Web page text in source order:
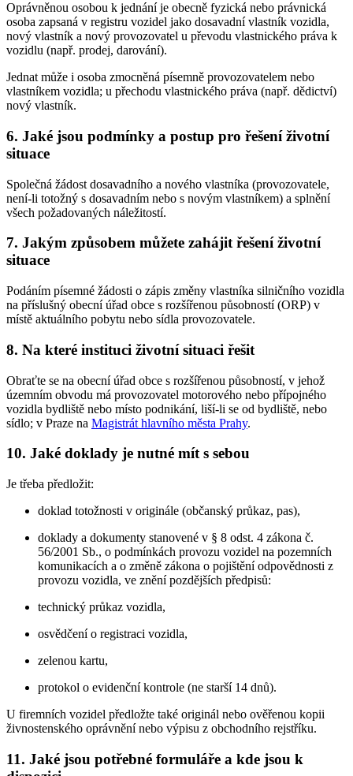
Oprávněnou osobou k jednání je obecně fyzická nebo právnická
osoba zapsaná v registru vozidel jako dosavadní vlastník vozidla,
nový vlastník a nový provozovatel u převodu vlastnického práva k
vozidlu (např. prodej, darování).
Jednat může i osoba zmocněná písemně provozovatelem nebo
vlastníkem vozidla; u přechodu vlastnického práva (např. dědictví)
nový vlastník.
6. Jaké jsou podmínky a postup pro řešení životní
situace
Společná žádost dosavadního a nového vlastníka (provozovatele,
není-li totožný s dosavadním nebo s novým vlastníkem) a splnění
všech požadovaných náležitostí.
7. Jakým způsobem můžete zahájit řešení životní
situace
Podáním písemné žádosti o zápis změny vlastníka silničního vozidla
na příslušný obecní úřad obce s rozšířenou působností (ORP) v
místě aktuálního pobytu nebo sídla provozovatele.
8. Na které instituci životní situaci řešit
Obraťte se na obecní úřad obce s rozšířenou působností, v jehož
územním obvodu má provozovatel motorového nebo přípojného
vozidla bydliště nebo místo podnikání, liší-li se od bydliště, nebo
sídlo; v Praze na Magistrát hlavního města Prahy.
10. Jaké doklady je nutné mít s sebou
Je třeba předložit:
doklad totožnosti v originále (občanský průkaz, pas),
doklady a dokumenty stanovené v § 8 odst. 4 zákona č.
56/2001 Sb., o podmínkách provozu vozidel na pozemních
komunikacích a o změně zákona o pojištění odpovědnosti z
provozu vozidla, ve znění pozdějších předpisů:
technický průkaz vozidla,
osvědčení o registraci vozidla,
zelenou kartu,
protokol o evidenční kontrole (ne starší 14 dnů).
U firemních vozidel předložte také originál nebo ověřenou kopii
živnostenského oprávnění nebo výpisu z obchodního rejstříku.
11. Jaké jsou potřebné formuláře a kde jsou k